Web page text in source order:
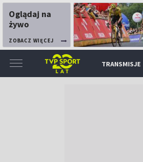
Oglądaj na
żywo
ZOBACZ WIĘCEJ
TRANSMISJE